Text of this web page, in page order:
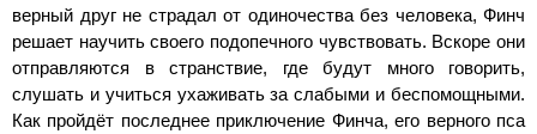
верный друг не страдал от одиночества без человека, Финч
решает научить своего подопечного чувствовать. Вскоре они
отправляются в странствие, где будут много говорить,
слушать и учиться ухаживать за слабыми и беспомощными.
Как пройдёт последнее приключение Финча, его верного пса